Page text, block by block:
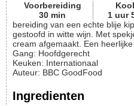
Voorbereiding
30 min
1 uur
bereiding van een echte blije
gestoofd in witte wijn. Met
cream afgemaakt. Een heerlijke
Gang: Hoofdgerecht
Keuken: Internationaal
Auteur: BBC GoodFood
Ingredienten